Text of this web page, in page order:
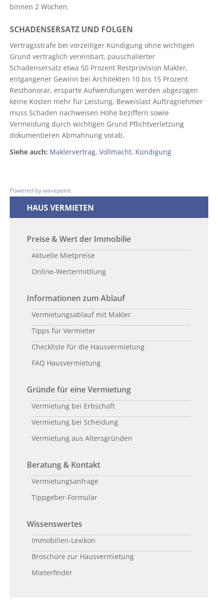
binnen 2 Wochen.
SCHADENSERSATZ UND FOLGEN
Vertragsstrafe bei vorzeitiger Kündigung ohne wichtigen
Grund vertraglich vereinbart, pauschalierter
Schadensersatz etwa 50 Prozent Restprovision Makler,
entgangener Gewinn bei Architekten 10 bis 15 Prozent
Resthonorar, ersparte Aufwendungen werden abgezogen
keine Kosten mehr für Leistung, Beweislast Auftragnehmer
muss Schaden nachweisen Höhe beziffern sowie
Vermeidung durch wichtigen Grund Pflichtverletzung
dokumentieren Abmahnung vorab.
Siehe auch: Maklervertrag, Vollmacht, Kündigung
Powered by wavepoint
HAUS VERMIETEN
Preise & Wert der Immobilie
Aktuelle Mietpreise
Online-Wertermittlung
Informationen zum Ablauf
Vermietungsablauf mit Makler
Tipps für Vermieter
Checkliste für die Hausvermietung
FAQ Hausvermietung
Gründe für eine Vermietung
Vermietung bei Erbschaft
Vermietung bei Scheidung
Vermietung aus Altersgründen
Beratung & Kontakt
Vermietungsanfrage
Tippgeber-Formular
Wissenswertes
Immobilien-Lexikon
Broschüre zur Hausvermietung
Mieterfinder